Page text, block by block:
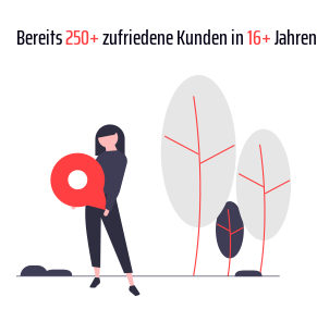
Bereits250+zufriedene Kunden in16+